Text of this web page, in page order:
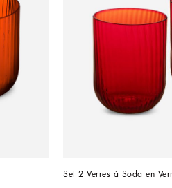
Set 2 Verres à Soda en